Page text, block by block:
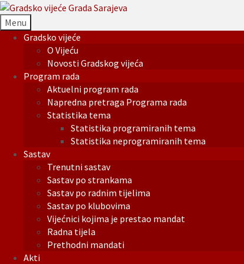
Menu
Gradsko vijeće
O Vijeću
Novosti Gradskog vijeća
Program rada
Aktuelni program rada
Napredna pretraga Programa rada
Statistika tema
Statistika programiranih tema
Statistika neprogramiranih tema
Sastav
Trenutni sastav
Sastav po strankama
Sastav po radnim tijelima
Sastav po klubovima
Vijećnici kojima je prestao mandat
Radna tijela
Prethodni mandati
Akti